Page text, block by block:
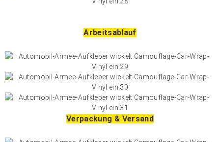
Arbeitsablauf
Verpackung & Versand